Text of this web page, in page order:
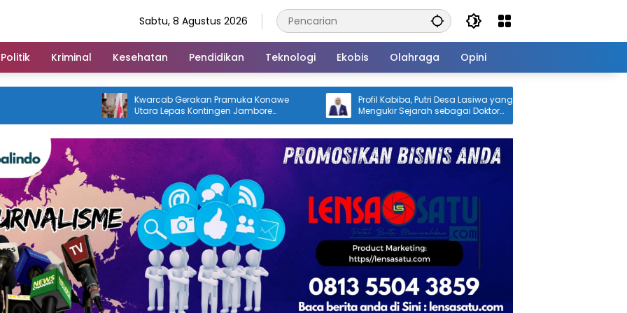
Sabtu, 8 Agustus 2026
Politik Kriminal Kesehatan Pendidikan Teknologi Ekobis Olahraga Opini
Kwarcab Gerakan Pramuka Konawe
Utara Lepas Kontingen Jambore
Nasional XII 2026, Bupati Ikbar: Tunjukkan
Disiplin dan Berprestasi
Profil Kabiba, Putri Desa Lasiwa yang
Mengukir Sejarah sebagai Doktor
Pertama di Tanah Kelahirannya
Menaker RI Beri Kuliah Umum di UMK,
Gubernur Sultra Dorong Penguatan
Hadapi Perubahan Dunia Kerja